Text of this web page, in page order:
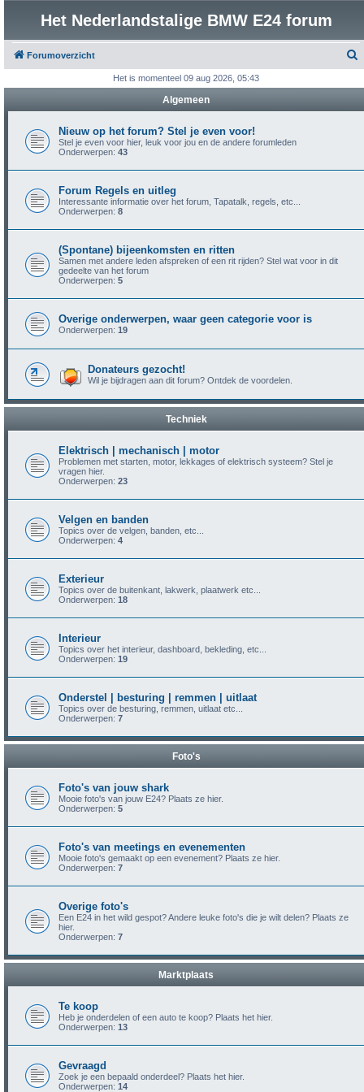
Het Nederlandstalige BMW E24 forum
Forumoverzicht
k
Het is momenteel 09 aug 2026, 05:43
Algemeen
Nieuw op het forum? Stel je even voor!
Stel je even voor hier, leuk voor jou en de andere forumleden
Onderwerpen: 43
Forum Regels en uitleg
Interessante informatie over het forum, Tapatalk, regels, etc...
Onderwerpen: 8
(Spontane) bijeenkomsten en ritten
Samen met andere leden afspreken of een rit rijden? Stel wat voor in dit
gedeelte van het forum
Onderwerpen: 5
Overige onderwerpen, waar geen categorie voor is
Onderwerpen: 19
Donateurs gezocht!
Wil je bijdragen aan dit forum? Ontdek de voordelen.
Techniek
Elektrisch | mechanisch | motor
Problemen met starten, motor, lekkages of elektrisch systeem? Stel je
vragen hier.
Onderwerpen: 23
Velgen en banden
Topics over de velgen, banden, etc...
Onderwerpen: 4
Exterieur
Topics over de buitenkant, lakwerk, plaatwerk etc...
Onderwerpen: 18
Interieur
Topics over het interieur, dashboard, bekleding, etc...
Onderwerpen: 19
Onderstel | besturing | remmen | uitlaat
Topics over de besturing, remmen, uitlaat etc...
Onderwerpen: 7
Foto's
Foto's van jouw shark
Mooie foto's van jouw E24? Plaats ze hier.
Onderwerpen: 5
Foto's van meetings en evenementen
Mooie foto's gemaakt op een evenement? Plaats ze hier.
Onderwerpen: 7
Overige foto's
Een E24 in het wild gespot? Andere leuke foto's die je wilt delen? Plaats ze
hier.
Onderwerpen: 7
Marktplaats
Te koop
Heb je onderdelen of een auto te koop? Plaats het hier.
Onderwerpen: 13
Gevraagd
Zoek je een bepaald onderdeel? Plaats het hier.
Onderwerpen: 14